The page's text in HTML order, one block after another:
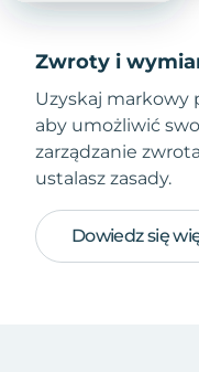
Zwroty i
Uzyskaj markowy
aby umożliwić
zarządzanie
ustalasz zasady.
Dowiedz się